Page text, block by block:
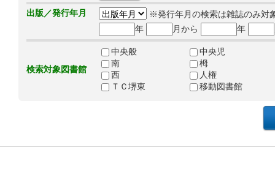
出版／発行年月
※発行年月の検索は雑誌のみ対
年
月から 年
検索対象図書館
中央般
中央児
南
栂
西
人権
ＴＣ堺東
移動図書館